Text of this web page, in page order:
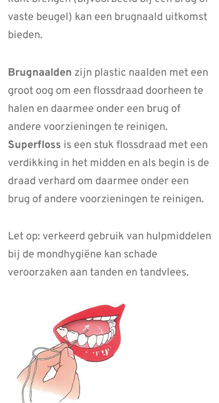
vaste beugel) kan een brugnaald uitkomst
bieden.
Brugnaalden zijn plastic naalden met een
groot oog om een flossdraad doorheen te
halen en daarmee onder een brug of
andere voorzieningen te reinigen.
Superfloss is een stuk flossdraad met een
verdikking in het midden en als begin is de
draad verhard om daarmee onder een
brug of andere voorzieningen te reinigen.
Let op: verkeerd gebruik van hulpmiddelen
bij de mondhygiëne kan schade
veroorzaken aan tanden en tandvlees.